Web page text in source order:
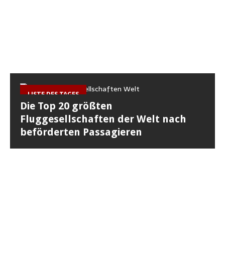
LISTE DES TAGES
Die Top 20 größten
Fluggesellschaften der Welt nach
beförderten Passagieren